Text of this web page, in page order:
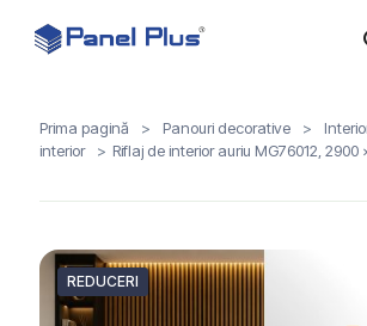
Prima pagină > Panouri decorative >
interior
> Riflaj de interior auriu MG76012, 2900
REDUCERI